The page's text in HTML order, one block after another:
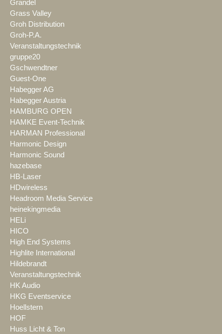
Grandel
Grass Valley
Groh Distribution
Groh-P.A.
Veranstaltungstechnik
gruppe20
Gschwendtner
Guest-One
Habegger AG
Habegger Austria
HAMBURG OPEN
HAMKE Event-Technik
HARMAN Professional
Harmonic Design
Harmonic Sound
hazebase
HB-Laser
HDwireless
Headroom Media Service
heinekingmedia
HELi
HICO
High End Systems
Highlite International
Hildebrandt
Veranstaltungstechnik
HK Audio
HKG Eventservice
Hoellstern
HOF
Huss Licht & Ton